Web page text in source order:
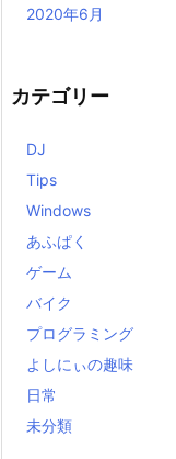
2020年6月
カテゴリー
DJ
Tips
Windows
あふぱく
ゲーム
バイク
プログラミング
よしにぃの趣味
日常
未分類